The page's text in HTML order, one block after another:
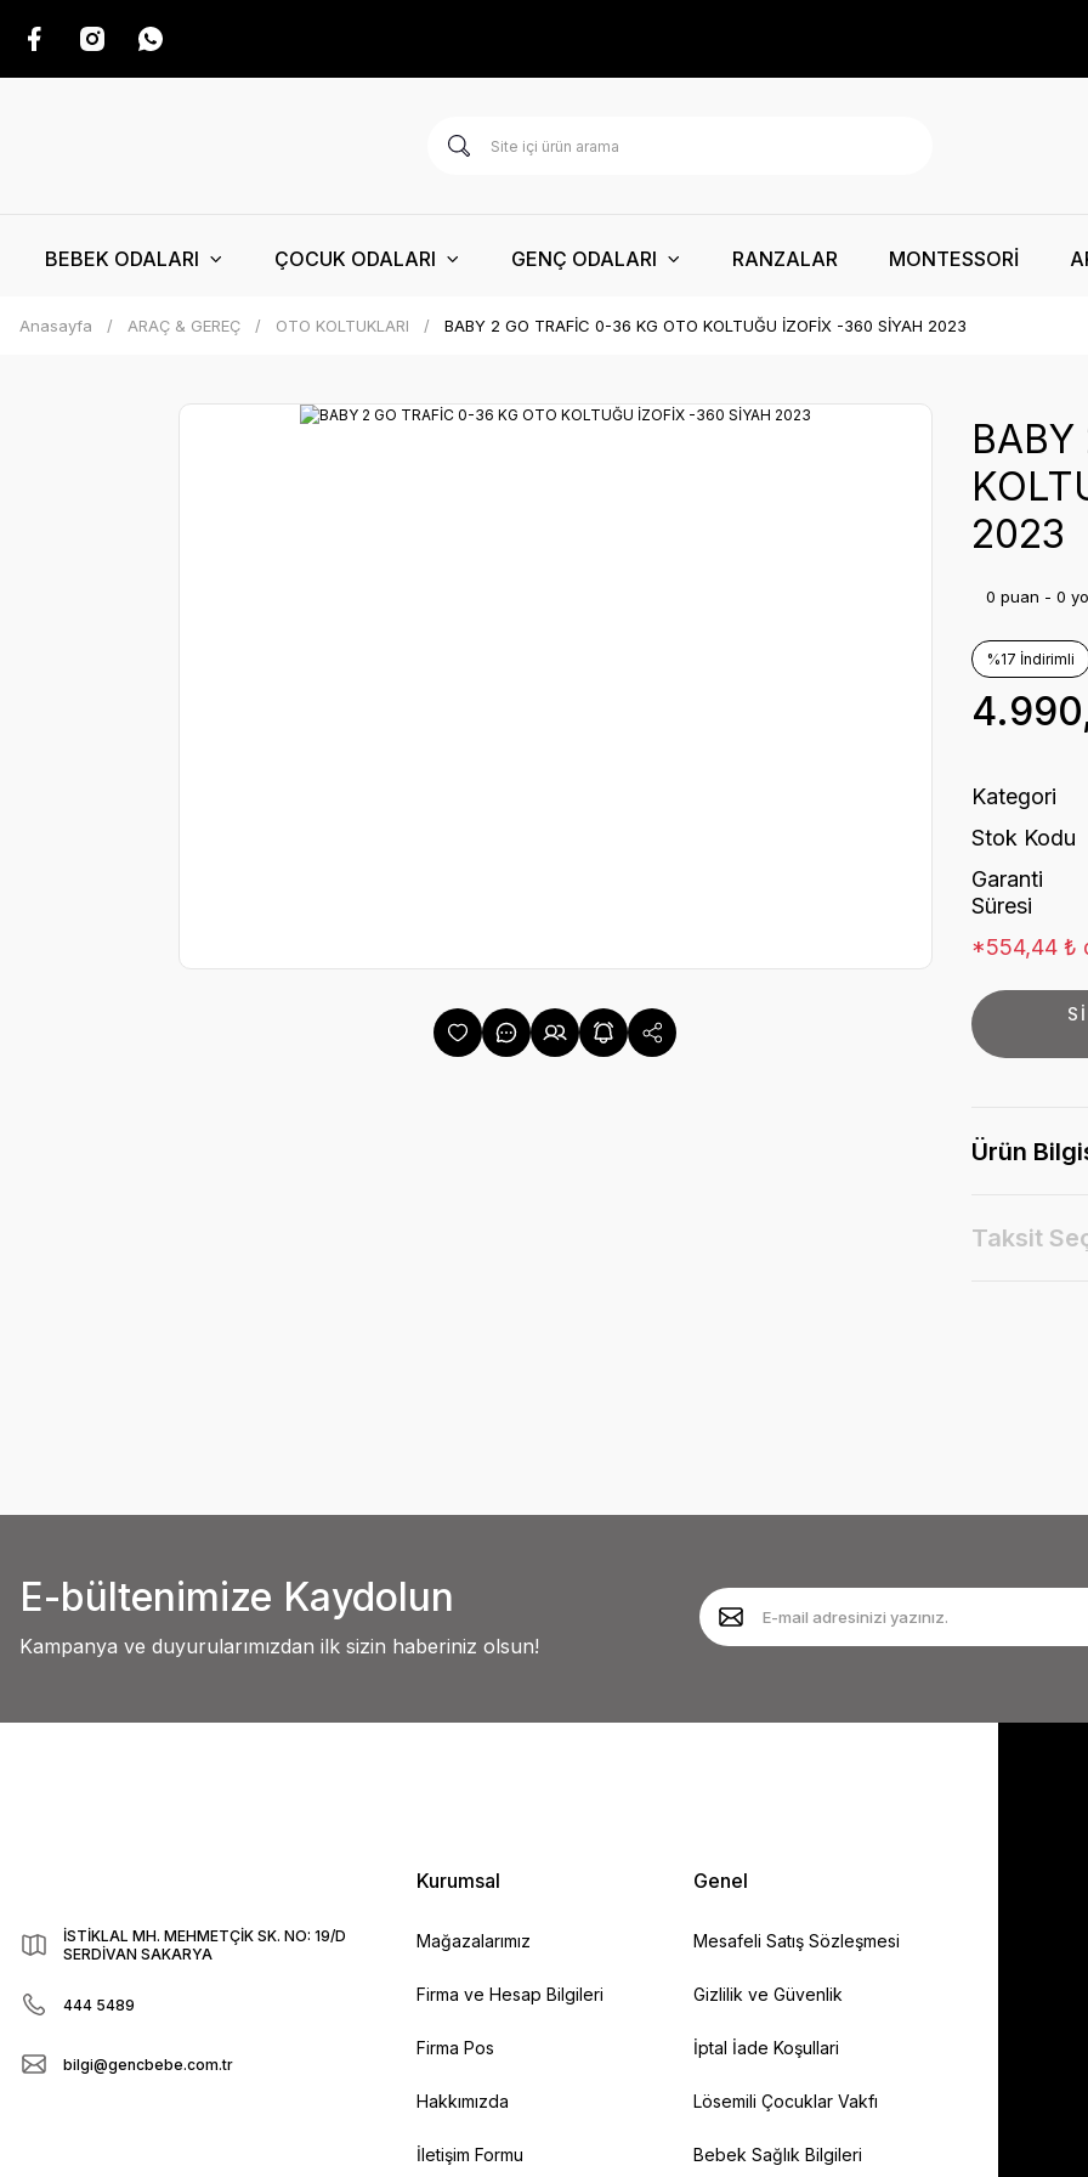
BEBEK ODALARI ÇOCUK ODALARI GENÇ ODALARI RANZALAR MONTESSORİ
Anasayfa ARAÇ & GEREÇ OTO KOLTUKLARI BABY 2 GO TRAFİC 0-36 KG OTO KOLTUĞU İZOFİX -360 SİYAH 2023
2023
0 puan - 0
%17 İndirimli
Kategori
Stok Kodu
Garanti
Süresi
*554,44 ₺
Ürün
Taksit
E-bültenimize Kaydolun
Kampanya ve duyurularımızdan ilk sizin haberiniz olsun!
İSTİKLAL MH. MEHMETÇİK SK. NO: 19/D
SERDİVAN SAKARYA
444 5489
bilgi@gencbebe.com.tr
Kurumsal
Mağazalarımız
Firma ve Hesap Bilgileri
Firma Pos
Hakkımızda
İletişim Formu
Genel
Mesafeli Satış Sözleşmesi
Gizlilik ve Güvenlik
İptal İade Koşullari
Lösemili Çocuklar Vakfı
Bebek Sağlık Bilgileri